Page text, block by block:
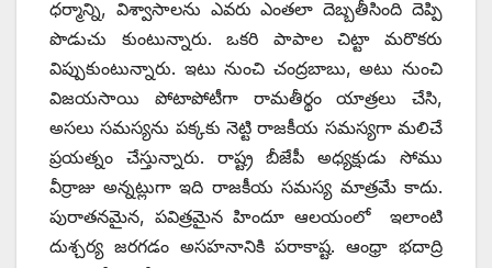
ధర్మాన్ని, విశ్వాసాలను ఎవరు ఎంతలా దెబ్బతీసింది దెప్పి
పొడుచు కుంటున్నారు. ఒకరి పాపాల చిట్టా మరొకరు
విప్పుకుంటున్నారు. ఇటు నుంచి చంద్రబాబు, అటు నుంచి
విజయసాయి పోటాపోటీగా రామతీర్థం యాత్రలు చేసి,
అసలు సమస్యను పక్కకు నెట్టి రాజకీయ సమస్యగా మలిచే
ప్రయత్నం చేస్తున్నారు. రాష్ట్ర బీజేపీ అధ్యక్షుడు సోము
వీర్రాజు అన్నట్లుగా ఇది రాజకీయ సమస్య మాత్రమే కాదు.
పురాతనమైన, పవిత్రమైన హిందూ ఆలయంలో ఇలాంటి
దుశ్చర్య జరగడం అసహనానికి పరాకాష్ట. ఆంధ్రా భదాద్రి